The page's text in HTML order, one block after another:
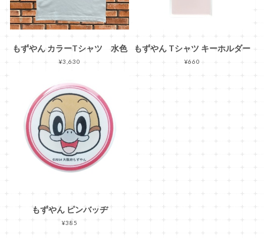
もずやん カラーTシャツ 水色
¥3,630
もずやん Tシャツ キーホルダー
¥660
もずやん ピンバッヂ
¥385